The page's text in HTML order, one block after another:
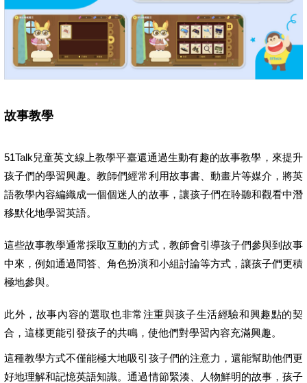
故事教學
51Talk兒童英文線上教學平臺還通過生動有趣的故事教學，來提升
孩子們的學習興趣。教師們經常利用故事書、動畫片等媒介，將英
語教學內容編織成一個個迷人的故事，讓孩子們在聆聽和觀看中潛
移默化地學習英語。
這些故事教學通常採取互動的方式，教師會引導孩子們參與到故事
中來，例如通過問答、角色扮演和小組討論等方式，讓孩子們更積
極地參與。
此外，故事內容的選取也非常注重與孩子生活經驗和興趣點的契
合，這樣更能引發孩子的共鳴，使他們對學習內容充滿興趣。
這種教學方式不僅能極大地吸引孩子們的注意力，還能幫助他們更
好地理解和記憶英語知識。通過情節緊湊、人物鮮明的故事，孩子